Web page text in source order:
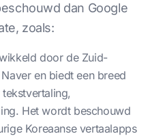
dan Google
zoals:
door de Zuid-
en biedt een breed
Het wordt beschouwd
Koreaanse vertaalapps